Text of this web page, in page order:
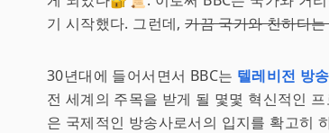
기 시작했다. 그런데,가끔 국가와 친하다
30년대에 들어서면서 BBC는 텔레비전 방송
전 세계의 주목을 받게 될 몇몇 혁신적인
은 국제적인 방송사로서의 입지를 확고히